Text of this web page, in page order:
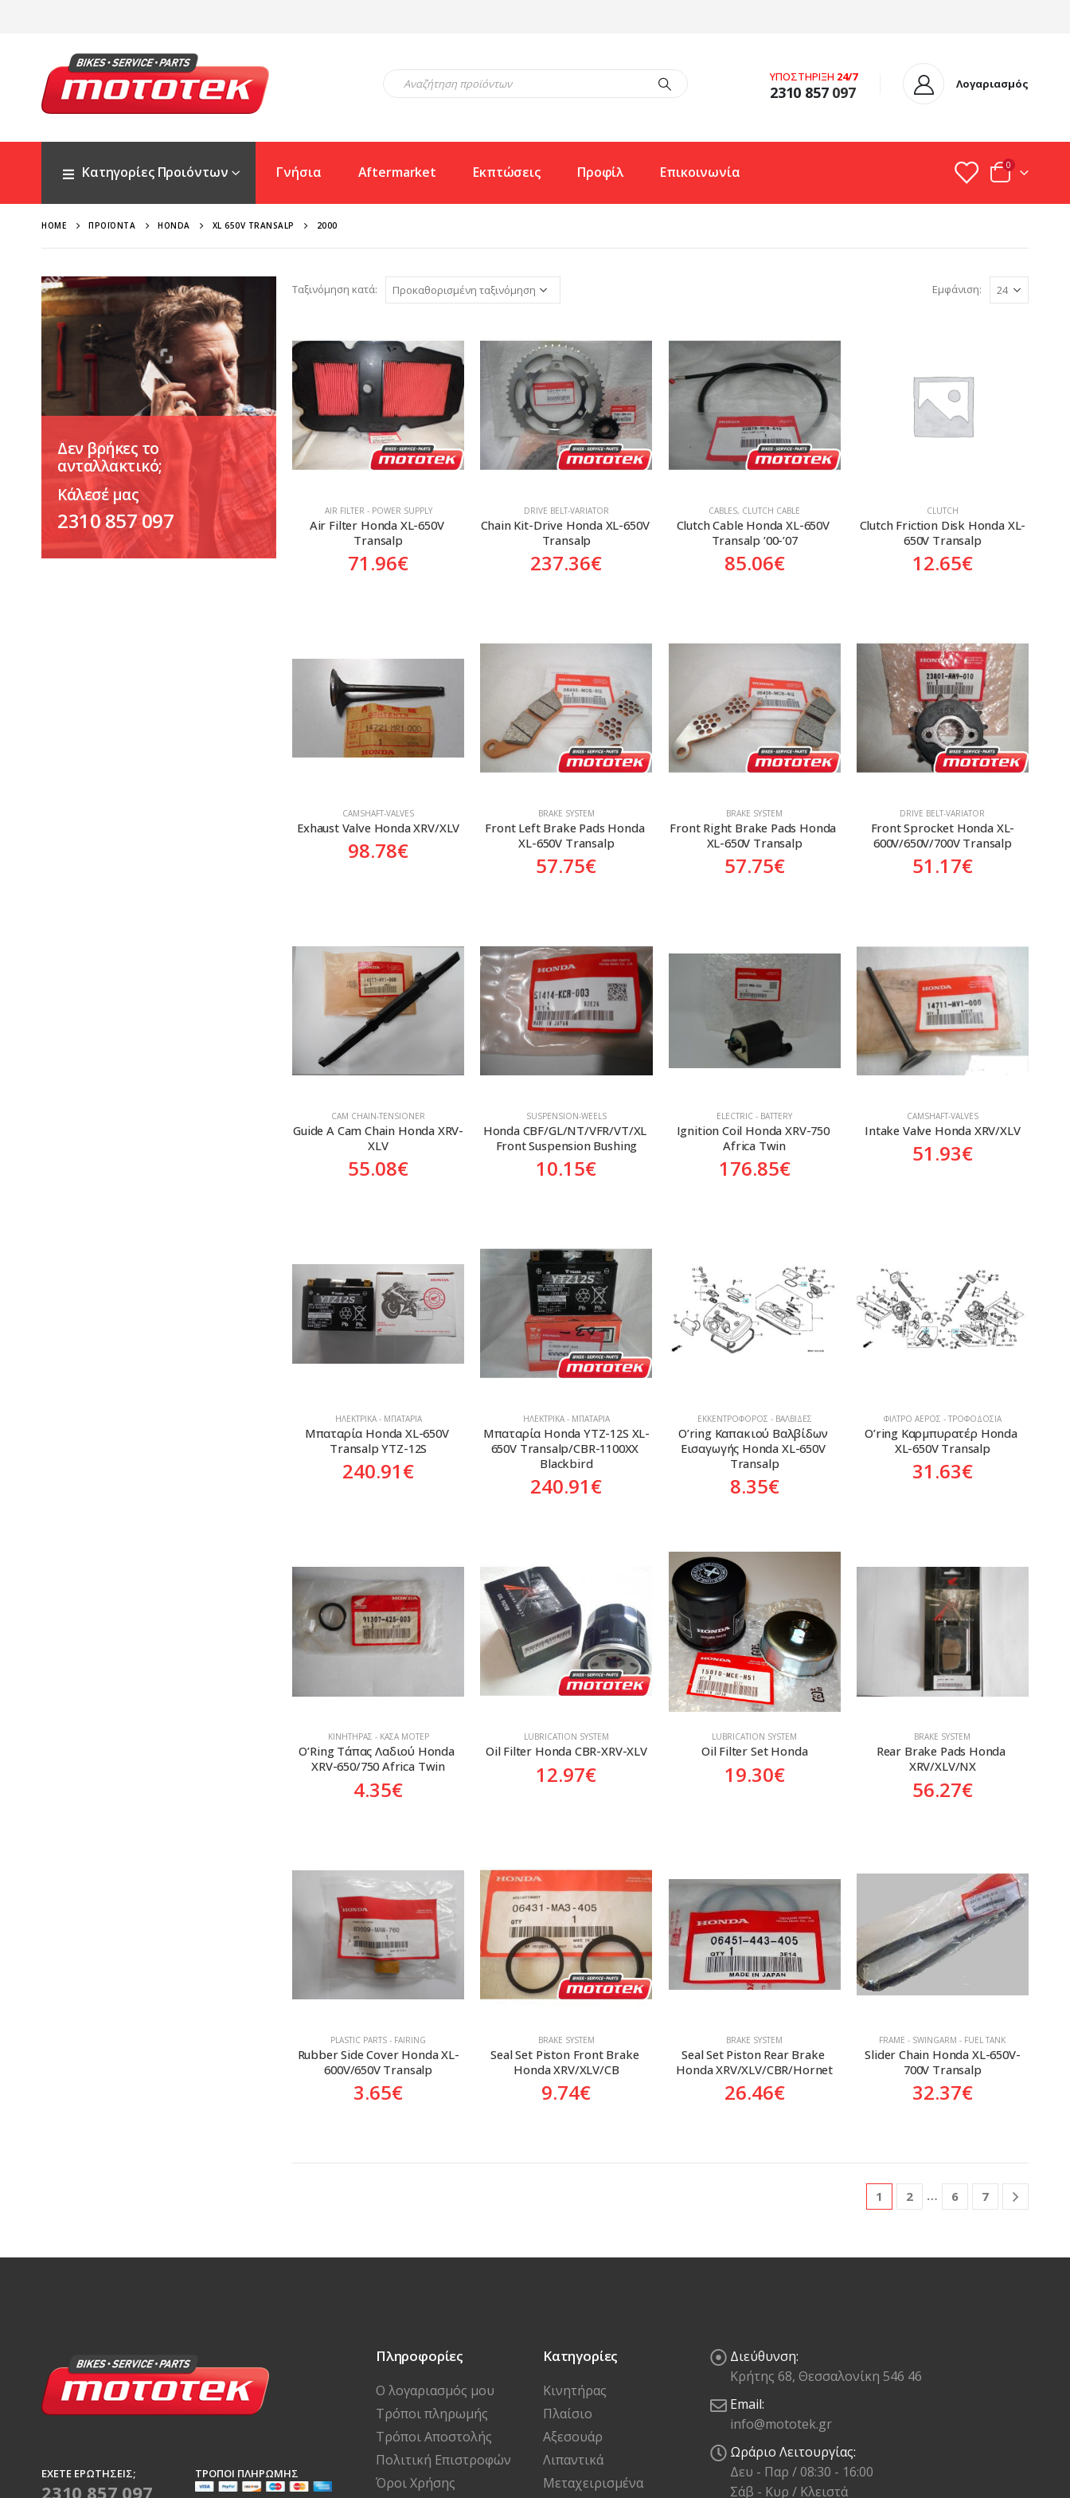
ΥΠΟΣΤΗΡΙΞΗ 24/7
2310 857097 Λογαριασμός
Κατηγορίες Προιόντων Γνήσια Aftermarket Εκπτώσεις Προφίλ Επικοινωνία 0
HOME ΠΡΟΪΌΝΤΑ HONDA XL 650V TRANSALP 2000
Ταξινόμηση κατά: Εμφάνιση:
AIR FILTER - POWER SUPPLY
Air Filter Honda XL-650V
Transalp
71.96€
DRIVE BELT-VARIATOR
Chain Kit-Drive Honda XL-650V
Transalp
237.36€
CABLES, CLUTCH CABLE
Clutch Cable Honda XL-650V
Transalp ’00-’07
85.06€
CLUTCH
Clutch Friction Disk Honda XL-
650V Transalp
12.65€
CAMSHAFT-VALVES
Exhaust Valve Honda XRV/XLV
98.78€
BRAKE SYSTEM
Front Left Brake Pads Honda
XL-650V Transalp
57.75€
BRAKE SYSTEM
Front Right Brake Pads Honda
XL-650V Transalp
57.75€
DRIVE BELT-VARIATOR
Front Sprocket Honda XL-
600V/650V/700V Transalp
51.17€
CAM CHAIN-TENSIONER
Guide A Cam Chain Honda XRV-
XLV
55.08€
SUSPENSION-WEELS
Honda CBF/GL/NT/VFR/VT/XL
Front Suspension Bushing
10.15€
ELECTRIC - BATTERY
Ignition Coil Honda XRV-750
Africa Twin
176.85€
CAMSHAFT-VALVES
Intake Valve Honda XRV/XLV
51.93€
ΗΛΕΚΤΡΙΚΆ - ΜΠΑΤΑΡΊΑ
Mπαταρία Honda XL-650V
Transalp YTZ-12S
240.91€
ΗΛΕΚΤΡΙΚΆ - ΜΠΑΤΑΡΊΑ
Mπαταρία Honda YTZ-12S XL-
650V Transalp/CBR-1100XX
Blackbird
240.91€
ΕΚΚΕΝΤΡΟΦΌΡΟΣ - ΒΑΛΒΊΔΕΣ
O’ring Καπακιού Βαλβίδων
Εισαγωγής Honda XL-650V
Transalp
8.35€
ΦΊΛΤΡΟ ΑΈΡΟΣ - ΤΡΟΦΟΔΟΣΊΑ
O’ring Καρμπυρατέρ Honda
XL-650V Transalp
31.63€
ΚΙΝΗΤΉΡΑΣ - ΚΆΣΑ ΜΟΤΈΡ
O’Ring Τάπας Λαδιού Honda
XRV-650/750 Africa Twin
4.35€
LUBRICATION SYSTEM
Oil Filter Honda CBR-XRV-XLV
12.97€
LUBRICATION SYSTEM
Oil Filter Set Honda
19.30€
BRAKE SYSTEM
Rear Brake Pads Honda
XRV/XLV/NX
56.27€
PLASTIC PARTS - FAIRING
Rubber Side Cover Honda XL-
600V/650V Transalp
3.65€
BRAKE SYSTEM
Seal Set Piston Front Brake
Honda XRV/XLV/CB
9.74€
BRAKE SYSTEM
Seal Set Piston Rear Brake
Honda XRV/XLV/CBR/Hornet
26.46€
FRAME - SWINGARM - FUEL TANK
Slider Chain Honda XL-650V-
700V Transalp
32.37€
1 2 … 6 7
Δεν βρήκες το
ανταλλακτικό;
Κάλεσέ μας
2310 857 097
ΈΧΕΤΕ ΕΡΩΤΉΣΕΙΣ;
2310 857 097
ΤΡΌΠΟΙ ΠΛΗΡΩΜΉΣ
Πληροφορίες
Ο λογαριασμός μου
Τρόποι πληρωμής
Τρόποι Αποστολής
Πολιτική Επιστροφών
Όροι Χρήσης
Κατηγορίες
Κινητήρας
Πλαίσιο
Αξεσουάρ
Λιπαντικά
Μεταχειρισμένα
Διεύθυνση:
Κρήτης 68, Θεσσαλονίκη 546 46
Email:
info@mototek.gr
Ωράριο Λειτουργίας:
Δευ - Παρ / 08:30 - 16:00
Σάβ - Κυρ / Κλειστά